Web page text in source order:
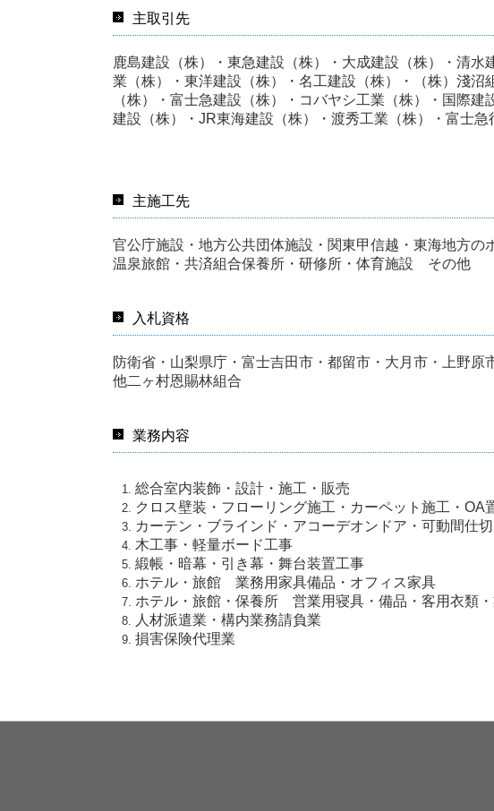
主取引先
鹿島建設（株）・東急建設（株）・大成建設（株）・清
業（株）・東洋建設（株）・名工建設（株）・（株）淺
（株）・富士急建設（株）・コバヤシ工業（株）・国際
建設（株）・JR東海建設（株）・渡秀工業（株）・富士
主施工先
官公庁施設・地方公共団体施設・関東甲信越・東海地方の
温泉旅館・共済組合保養所・研修所・体育施設 その他
入札資格
防衛省・山梨県庁・富士吉田市・都留市・大月市・上野
他二ヶ村恩賜林組合
業務内容
総合室内装飾・設計・施工・販売
クロス壁装・フローリング施工・カーペット施工・
カーテン・ブラインド・アコーデオンドア・可動間仕
木工事・軽量ボード工事
緞帳・暗幕・引き幕・舞台装置工事
ホテル・旅館 業務用家具備品・オフィス家具
ホテル・旅館・保養所 営業用寝具・備品・客用衣類
人材派遣業・構内業務請負業
損害保険代理業